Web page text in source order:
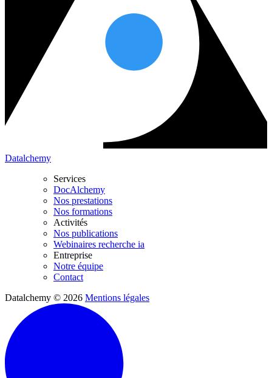
Datalchemy
Services
DocAlchemy
Nos prestations
Nos formations
Activités
Nos publications
Webinaires recherche ia
Entreprise
Notre équipe
Contact
Datalchemy © 2026 Mentions légales